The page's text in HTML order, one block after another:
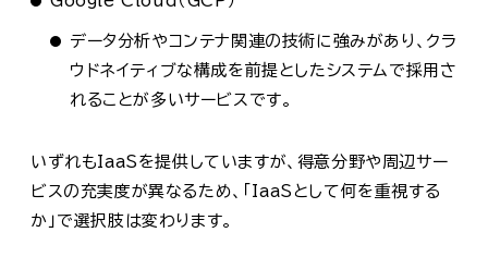
データ分析やコンテナ関連の技術に強みがあり、クラ
ウドネイティブな構成を前提としたシステムで採用さ
れることが多いサービスです。
いずれもIaaSを提供していますが、得意分野や周辺サー
ビスの充実度が異なるため、「IaaSとして何を重視する
か」で選択肢は変わります。